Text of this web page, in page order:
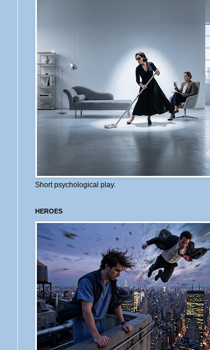
Short psychological play.
HEROES